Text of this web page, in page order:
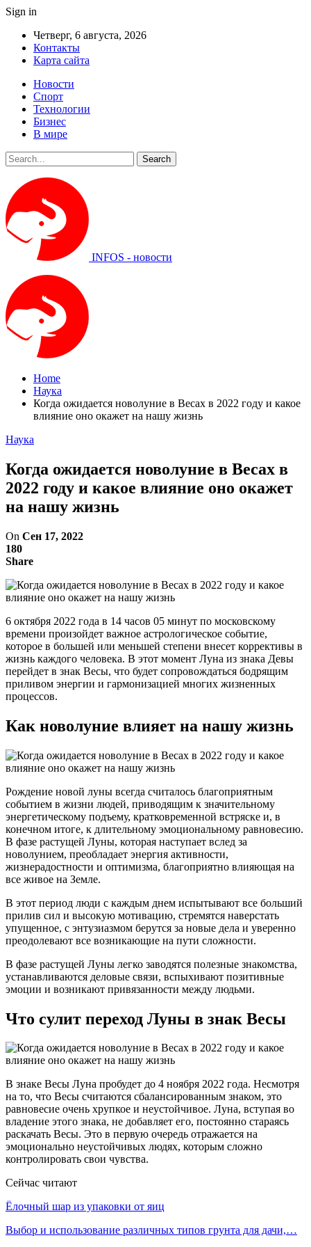
Sign in
Четверг, 6 августа, 2026
Контакты
Карта сайта
Новости
Спорт
Технологии
Бизнес
В мире
INFOS - новости
Home
Наука
Когда ожидается новолуние в Весах в 2022 году и какое
влияние оно окажет на нашу жизнь
Наука
Когда ожидается новолуние в Весах в
2022 году и какое влияние оно окажет
на нашу жизнь
On Сен 17, 2022
180
Share
6 октября 2022 года в 14 часов 05 минут по московскому
времени произойдет важное астрологическое событие,
которое в большей или меньшей степени внесет коррективы в
жизнь каждого человека. В этот момент Луна из знака Девы
перейдет в знак Весы, что будет сопровождаться бодрящим
приливом энергии и гармонизацией многих жизненных
процессов.
Как новолуние влияет на нашу жизнь
Рождение новой луны всегда считалось благоприятным
событием в жизни людей, приводящим к значительному
энергетическому подъему, кратковременной встряске и, в
конечном итоге, к длительному эмоциональному равновесию.
В фазе растущей Луны, которая наступает вслед за
новолунием, преобладает энергия активности,
жизнерадостности и оптимизма, благоприятно влияющая на
все живое на Земле.
В этот период люди с каждым днем испытывают все больший
прилив сил и высокую мотивацию, стремятся наверстать
упущенное, с энтузиазмом берутся за новые дела и уверенно
преодолевают все возникающие на пути сложности.
В фазе растущей Луны легко заводятся полезные знакомства,
устанавливаются деловые связи, вспыхивают позитивные
эмоции и возникают привязанности между людьми.
Что сулит переход Луны в знак Весы
В знаке Весы Луна пробудет до 4 ноября 2022 года. Несмотря
на то, что Весы считаются сбалансированным знаком, это
равновесие очень хрупкое и неустойчивое. Луна, вступая во
владение этого знака, не добавляет его, постоянно стараясь
раскачать Весы. Это в первую очередь отражается на
эмоционально неустойчивых людях, которым сложно
контролировать свои чувства.
Сейчас читают
Ёлочный шар из упаковки от яиц
Выбор и использование различных типов грунта для дачи,…